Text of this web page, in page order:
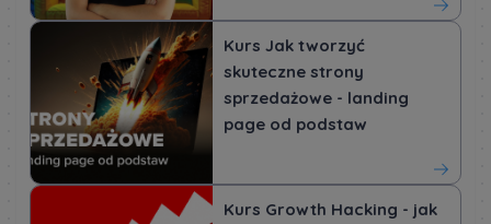
Kurs Jak tworzyć
skuteczne strony
sprzedażowe - landing
page od podstaw
Kurs Growth Hacking - jak